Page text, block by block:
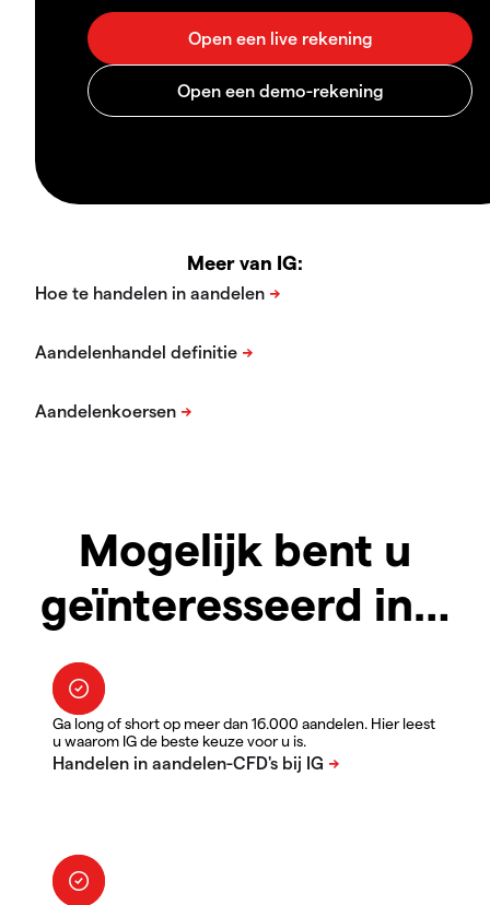
Meer van IG:
Mogelijk bent u
geïnteresseerd in…
Ga long of short op meer dan 16.000 aandelen. Hier leest
u waarom IG de beste keuze voor u is.